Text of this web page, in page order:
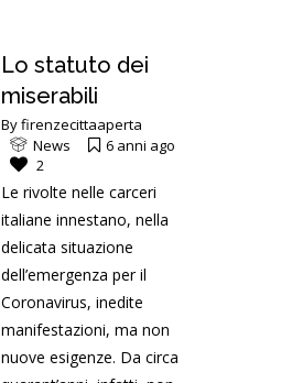
Lo statuto dei
miserabili
Byfirenzecittaaperta
News
6 anni ago
2
Le rivolte nelle carceri
italiane innestano, nella
delicata situazione
dell’emergenza per il
Coronavirus, inedite
manifestazioni, ma non
nuove esigenze. Da circa